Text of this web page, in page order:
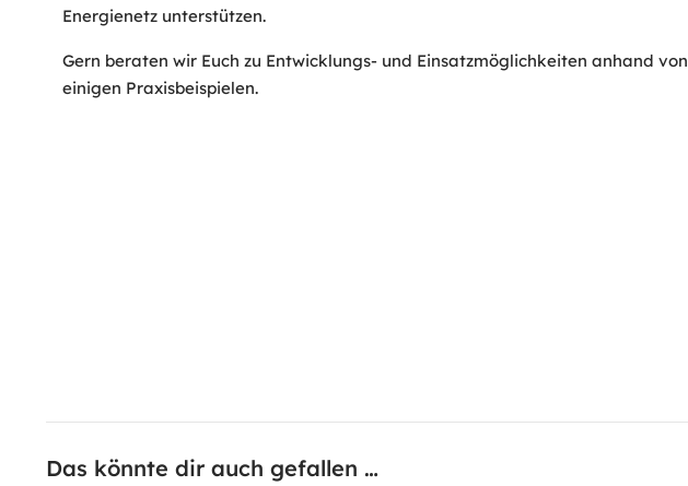
Energienetz unterstützen.
Gern beraten wir Euch zu Entwicklungs- und Einsatzmöglichkeiten anhand von
einigen Praxisbeispielen.
Das könnte dir auch gefallen …